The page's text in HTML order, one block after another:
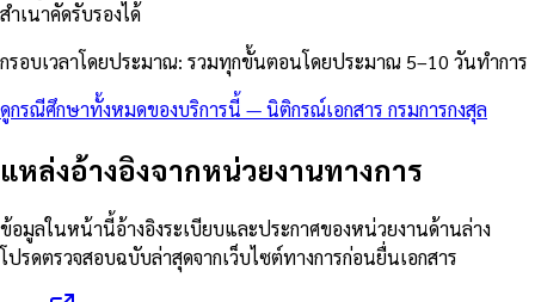
สำเนาคัดรับรองได้
กรอบเวลาโดยประมาณ: รวมทุกขั้นตอนโดยประมาณ 5–10 วันทำการ
ดูกรณีศึกษาทั้งหมดของบริการนี้ —นิติกรณ์เอกสาร กรมการกงสุล
แหล่งอ้างอิงจากหน่วยงานทางการ
ข้อมูลในหน้านี้อ้างอิงระเบียบและประกาศของหน่วยงานด้านล่าง
โปรดตรวจสอบฉบับล่าสุดจากเว็บไซต์ทางการก่อนยื่นเอกสาร